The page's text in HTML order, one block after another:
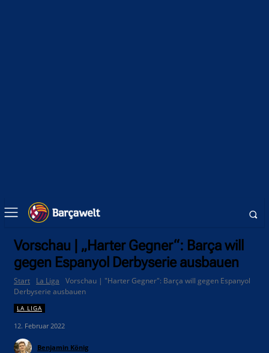
Vorschau | „Harter Gegner“: Barça will
gegen Espanyol Derbyserie ausbauen
Start La Liga
Vorschau | "Harter Gegner": Barça will gegen Espanyol
Derbyserie ausbauen
LA LIGA
12. Februar 2022
Benjamin König